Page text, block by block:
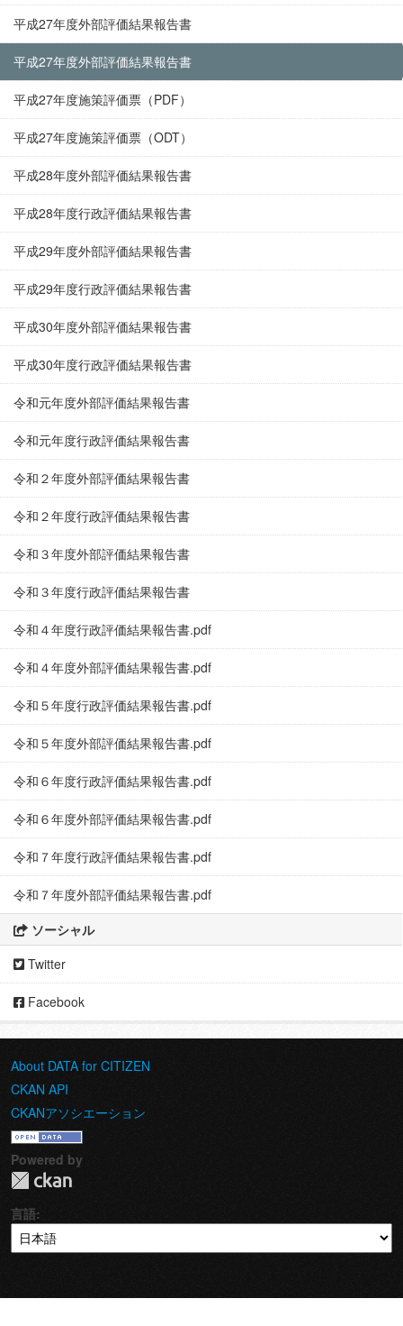
平成27年度外部評価結果報告書
平成27年度外部評価結果報告書
平成27年度施策評価票（PDF）
平成27年度施策評価票（ODT）
平成28年度外部評価結果報告書
平成28年度行政評価結果報告書
平成29年度外部評価結果報告書
平成29年度行政評価結果報告書
平成30年度外部評価結果報告書
平成30年度行政評価結果報告書
令和元年度外部評価結果報告書
令和元年度行政評価結果報告書
令和２年度外部評価結果報告書
令和２年度行政評価結果報告書
令和３年度外部評価結果報告書
令和３年度行政評価結果報告書
令和４年度行政評価結果報告書.pdf
令和４年度外部評価結果報告書.pdf
令和５年度行政評価結果報告書.pdf
令和５年度外部評価結果報告書.pdf
令和６年度行政評価結果報告書.pdf
令和６年度外部評価結果報告書.pdf
令和７年度行政評価結果報告書.pdf
令和７年度外部評価結果報告書.pdf
ソーシャル
Twitter
Facebook
About DATA for CITIZEN
CKAN API
CKANアソシエーション
Powered by
言語